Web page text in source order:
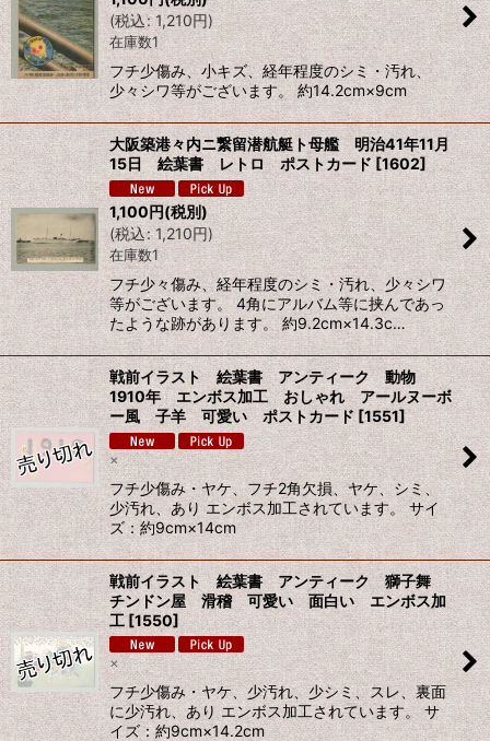
(税込: 1,210円)
在庫数1
フチ少傷み、小キズ、経年程度のシミ・汚れ、
少々シワ等がございます。 約14.2cm×9cm
大阪築港々内ニ繋留潜航艇ト母艦 明治41年11月
15日 絵葉書 レトロ ポストカード [1602]
1,100円(税別)
(税込: 1,210円)
在庫数1
フチ少々傷み、経年程度のシミ・汚れ、少々シワ
等がございます。 4角にアルバム等に挟んであっ
たような跡があります。 約9.2cm×14.3c…
戦前イラスト 絵葉書 アンティーク 動物
1910年 エンボス加工 おしゃれ アールヌーボ
ー風 子羊 可愛い ポストカード [1551]
×
フチ少傷み・ヤケ、フチ2角欠損、ヤケ、シミ、
少汚れ、あり エンボス加工されています。 サイ
ズ：約9cm×14cm
戦前イラスト 絵葉書 アンティーク 獅子舞
チンドン屋 滑稽 可愛い 面白い エンボス加
工 [1550]
×
フチ少傷み・ヤケ、少汚れ、少シミ、スレ、裏面
に少汚れ、あり エンボス加工されています。 サ
イズ：約9cm×14.2cm